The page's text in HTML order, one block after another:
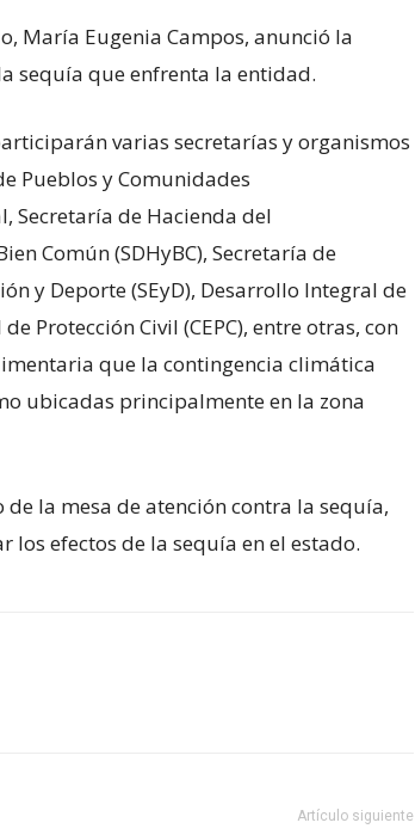
María Eugenia Campos, anunció la
sequía que enfrenta la entidad.
varias secretarías y organismos
Pueblos y Comunidades
Secretaría de Hacienda del
Común (SDHyBC), Secretaría de
y Deporte (SEyD), Desarrollo Integral de
Protección Civil (CEPC), entre otras, con
que la contingencia climática
ubicadas principalmente en la zona
la mesa de atención contra la sequía,
efectos de la sequía en el estado.
Artículo siguiente